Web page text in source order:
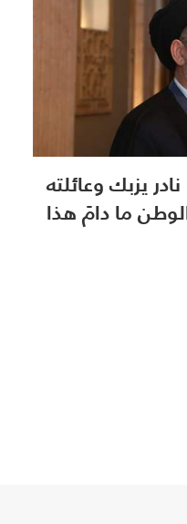
يزبك وعائلته
ما دامَ هذا